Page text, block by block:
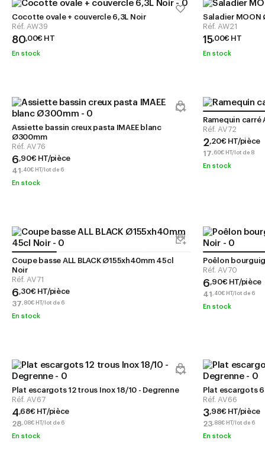
Cocotte ovale + couvercle 6,3L Noir
Réf. AW39
80,00€ HT
En stock
Saladier MOON
Réf. AW21
15,00€ HT
En stock
Assiette bassin creux pasta IMAEE blanc
Ø300mm
Réf. AV76
6,90€ HT/pièce
41, 40€ HT/lot de 6
En stock
Ramequin carré
Réf. AV72
2,20€ HT/pièce
17, 60€ HT/lot de 8
En stock
Coupe basse ALL BLACK Ø155xh40mm 45cl
Noir
Réf. AV71
6,30€ HT/pièce
37, 80€ HT/lot de 6
En stock
Poêlon
Réf. AV70
6,90€ HT/pièce
41, 40€ HT/lot de 6
En stock
Plat escargots 12 trous Inox 18/10 - Degrenne
Réf. AV67
4,68€ HT/pièce
28, 08€ HT/lot de 6
En stock
Réf. AV66
3,98€ HT/pièce
23, 88€ HT/lot de 6
En stock